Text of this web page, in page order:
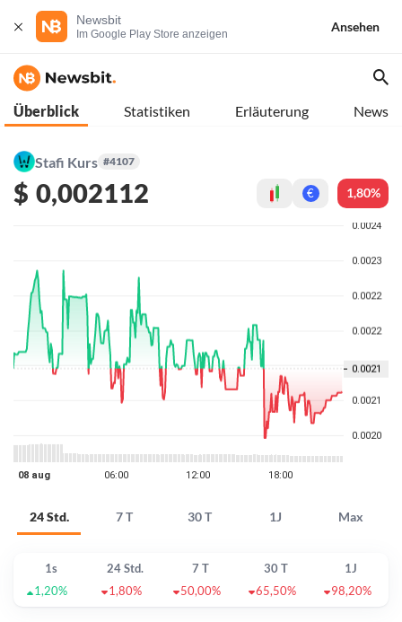
Newsbit
Im Google Play Store anzeigen
Ansehen
Überblick Statistiken Erläuterung News
Stafi Kurs #4107
$ 0,002112 € 1,80%
24 Std. 7 T 30 T 1J Max
1s 24 Std. 7 T 30 T
1J
1,20%
1,80% 50,00% 65,50% 98,20%